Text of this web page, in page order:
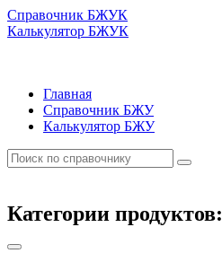
Справочник БЖУК
Калькулятор БЖУК
Главная
Справочник БЖУ
Калькулятор БЖУ
Категории продуктов: